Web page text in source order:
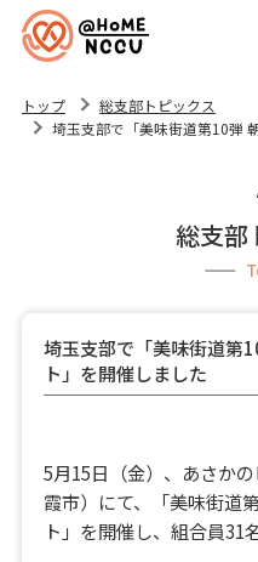
トップ
総支部トピックス
埼玉支部で「美味街道第10弾
総支部
埼玉支部で「美味街道第
ト」を開催しました
5月15日（金）、あさか
霞市）にて、「美味街道
ト」を開催し、組合員31